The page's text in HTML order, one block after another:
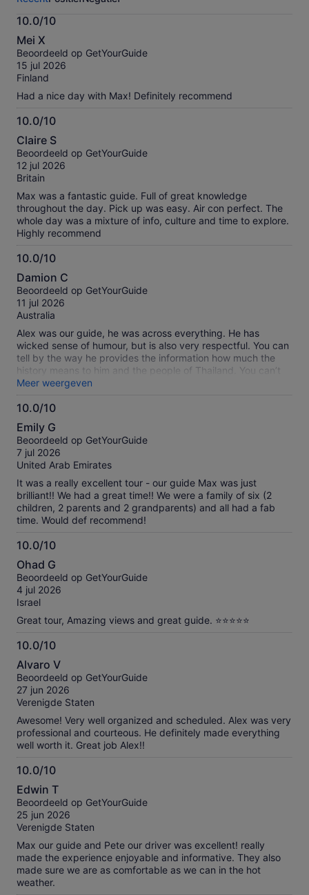
Meer
informatie
over
onze
geverifieerde
beoordelingen
10.0/10
10.0
van
10
Mei X
Beoordeeld op GetYourGuide
15 jul 2026
Finland
Had a nice day with Max! Definitely recommend
10.0/10
10.0
van
10
Claire S
Beoordeeld op GetYourGuide
12 jul 2026
Britain
Max was a fantastic guide. Full of great knowledge
throughout the day. Pick up was easy. Air con perfect. The
whole day was a mixture of info, culture and time to explore.
Highly recommend
10.0/10
10.0
van
10
Damion C
Beoordeeld op GetYourGuide
11 jul 2026
Australia
Alex was our guide, he was across everything. He has
wicked sense of humour, but is also very respectful. You can
tell by the way he provides the information how much the
history means to him and the people of Thailand. You can’t
help but be drawn in and wanting to know more. The
temples are amazing and the floating market was good
experience. It was a hot day so the transport was great with
Meer weergeven
10.0/10
10.0
van
10
Emily G
Beoordeeld op GetYourGuide
7 jul 2026
United Arab Emirates
It was a really excellent tour - our guide Max was just
brilliant!! We had a great time!! We were a family of six (2
children, 2 parents and 2 grandparents) and all had a fab
time. Would def recommend!
10.0/10
10.0
van
10
Ohad G
Beoordeeld op GetYourGuide
4 jul 2026
Israel
Great tour, Amazing views and great guide. ⭐️⭐️⭐️⭐️⭐️
10.0/10
10.0
van
10
Alvaro V
Beoordeeld op GetYourGuide
27 jun 2026
Verenigde Staten
Awesome! Very well organized and scheduled. Alex was very
professional and courteous. He definitely made everything
well worth it. Great job Alex!!
10.0/10
10.0
van
10
Edwin T
Beoordeeld op GetYourGuide
25 jun 2026
Verenigde Staten
Max our guide and Pete our driver was excellent! really
made the experience enjoyable and informative. They also
made sure we are as comfortable as we can in the hot
weather.